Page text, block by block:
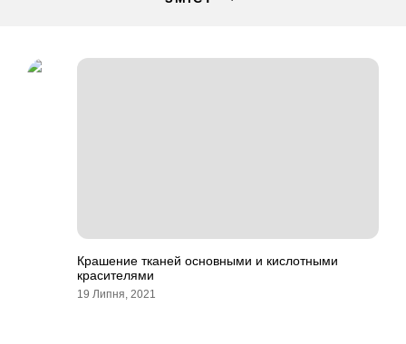
Крашение тканей основными и кислотными
красителями
19 Липня, 2021